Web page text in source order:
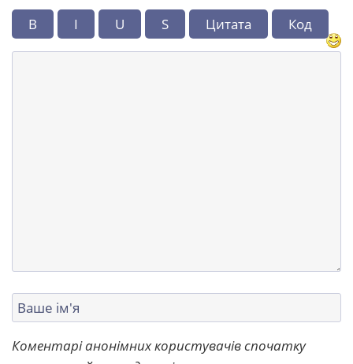
B I U S Цитата Код
Коментарі анонімних користувачів спочатку